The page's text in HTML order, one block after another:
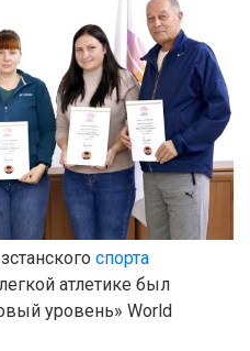
спорта
атлетике был
уровень» World